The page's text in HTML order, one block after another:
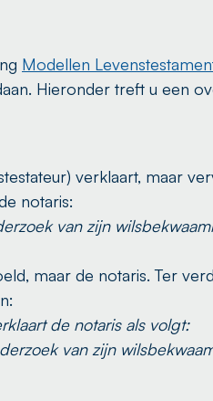
Modellen
Hieronder treft u een
verklaart, maar
notaris:
van zijn
maar de notaris. Ter
de notaris als volgt:
van zijn